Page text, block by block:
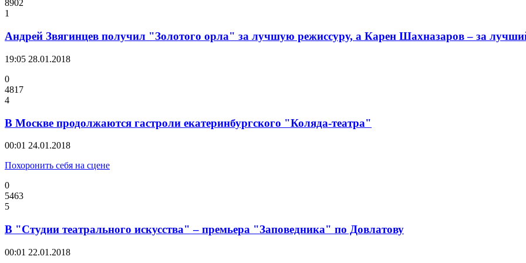
8902
1
Андрей Звягинцев получил "Золотого орла" за лучшую режиссуру, а Карен Шахназаров – за
19:05 28.01.2018
0
4817
4
В Москве продолжаются гастроли екатеринбургского "Коляда-театра"
00:01 24.01.2018
Похоронить себя на сцене
0
5463
5
В "Студии театрального искусства" – премьера "Заповедника" по Довлатову
00:01 22.01.2018